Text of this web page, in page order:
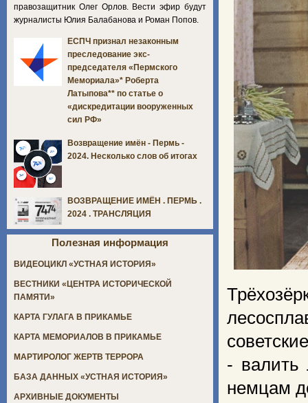
- валить
немцам
правозащитник Олег Орлов. Вести эфир будут
журналисты Юлия Балабанова и Роман Попов.
ЕСПЧ признал незаконным
преследование экс-
председателя «Пермского
Мемориала»* Роберта
Латыпова** по статье о
«дискредитации вооруженных
сил РФ»
Возвращение имён - Пермь -
2024. Несколько слов об итогах
ВОЗВРАЩЕНИЕ ИМЁН . ПЕРМЬ .
2024 . ТРАНСЛЯЦИЯ
Полезная информация
ВИДЕОЦИКЛ «УСТНАЯ ИСТОРИЯ»
ВЕСТНИКИ «ЦЕНТРА ИСТОРИЧЕСКОЙ
ПАМЯТИ»
КАРТА ГУЛАГА В ПРИКАМЬЕ
КАРТА МЕМОРИАЛОВ В ПРИКАМЬЕ
МАРТИРОЛОГ ЖЕРТВ ТЕРРОРА
БАЗА ДАННЫХ «УСТНАЯ ИСТОРИЯ»
АРХИВНЫЕ ДОКУМЕНТЫ